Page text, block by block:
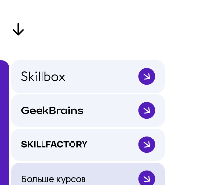
Больше курсов